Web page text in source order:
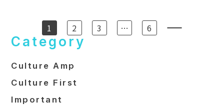
1 2 3 … 6
Category
Culture Amp
Culture First
Important